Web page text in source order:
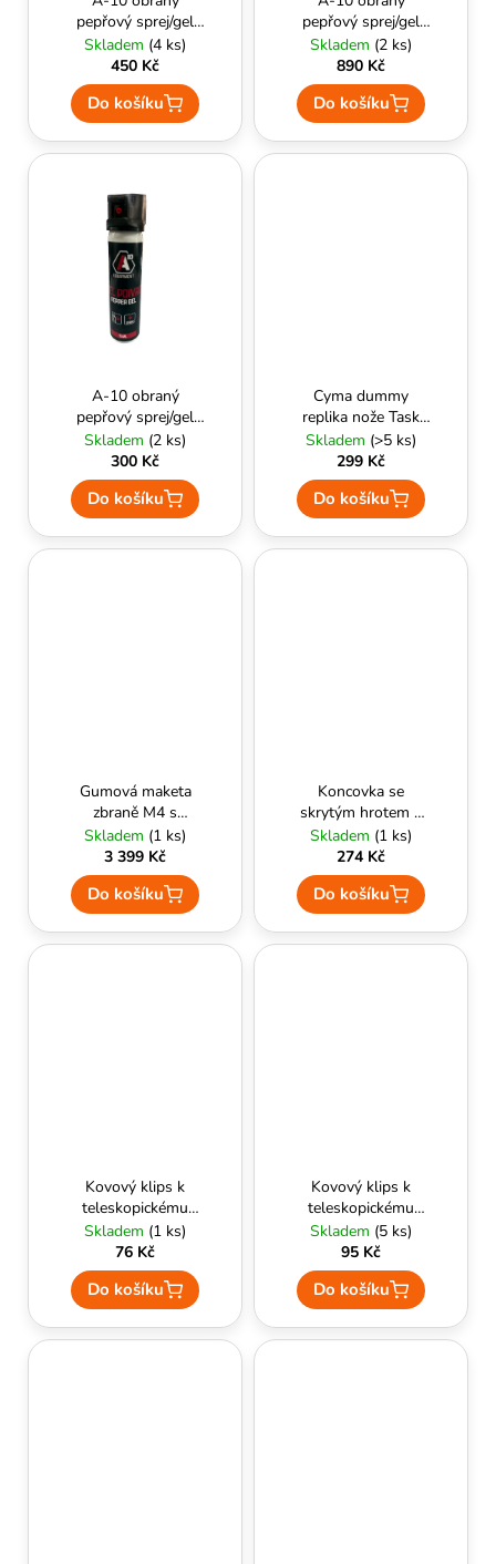
pepřový sprej/gel
SECU-ONE 100 ml
Skladem (4 ks)
450 Kč
Do košíku
pepřový sprej/gel
SECU-ONE 100 ml
s rukojetí
Skladem (2 ks)
890 Kč
Do košíku
A-10 obraný
pepřový sprej/gel
SECU-ONE 75 ml
Skladem (2 ks)
300 Kč
Do košíku
Cyma dummy
replika nože Task
Force 141 s
pouzdrem, černá
Skladem (>5 ks)
299 Kč
Do košíku
Gumová maketa
zbraně M4 s
vysunutou pažbou
(černá,
termoplastický
kaučuk)
Skladem (1 ks)
3 399 Kč
Do košíku
Koncovka se
skrytým hrotem k
teleskopickému
obušku (BE-04) -
ESP
Skladem (1 ks)
274 Kč
Do košíku
Kovový klips k
teleskopickému
obušku pro skryté
nošení (BC-01) -
ESP
Skladem (1 ks)
76 Kč
Do košíku
Kovový klips k
teleskopickému
obušku pro skryté
nošení (BC-02) -
ESP
Skladem (5 ks)
95 Kč
Do košíku